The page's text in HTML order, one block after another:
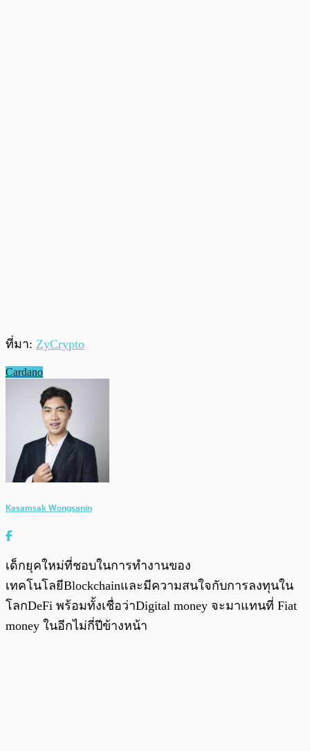
ที่มา: ZyCrypto
Cardano
Kasamsak Wongsanin
เด็กยุคใหม่ที่ชอบในการทำงานของ
เทคโนโลยีBlockchainและมีความสนใจกับการลงทุนใน
โลกDeFi พร้อมทั้งเชื่อว่าDigital money จะมาแทนที่ Fiat
money ในอีกไม่กี่ปีข้างหน้า